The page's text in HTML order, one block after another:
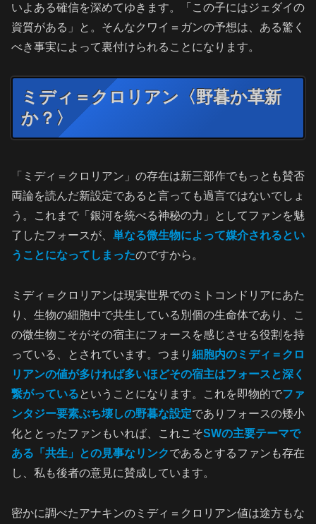
いよある確信を深めてゆきます。「この子にはジェダイの
資質がある」と。そんなクワイ＝ガンの予想は、ある驚く
べき事実によって裏付けられることになります。
ミディ＝クロリアン〈野暮か革新
か？〉
「ミディ＝クロリアン」の存在は新三部作でもっとも賛否
両論を読んだ新設定であると言っても過言ではないでしょ
う。これまで「銀河を統べる神秘の力」としてファンを魅
了したフォースが、 単なる微生物によって媒介されるとい
うことになってしまったのですから。
ミディ＝クロリアンは現実世界でのミトコンドリアにあた
り、生物の細胞中で共生している別個の生命体であり、こ
の微生物こそがその宿主にフォースを感じさせる役割を持
っている、とされています。つまり 細胞内のミディ＝クロ
リアンの値が多ければ多いほどその宿主はフォースと深く
繋がっているということになります。これを即物的でファ
ンタジー要素ぶち壊しの野暮な設定でありフォースの矮小
化ととったファンもいれば、これこそSWの主要テーマで
ある「共生」との見事なリンクであるとするファンも存在
し、私も後者の意見に賛成しています。
密かに調べたアナキンのミディ＝クロリアン値は途方もな